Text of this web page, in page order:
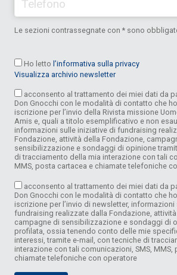
Le sezioni contrassegnate con * sono
Ho letto l’informativa sulla privacy
Visualizza archivio newsletter
acconsento al trattamento dei miei dati da
Don Gnocchi con le modalità di contatto che
iscrizione per l’invio della Rivista missione
Amis e, quali a titolo esemplificativo e non
informazioni sulle iniziative di fundraising
Fondazione, attività della Fondazione,
sensibilizzazione e sondaggi di opinione
di tracciamento della mia interazione con tali
MMS, posta cartacea e chiamate telefoniche
acconsento al trattamento dei miei dati da
Don Gnocchi con le modalità di contatto che
iscrizione per l’invio di newsletter,
fundraising realizzate dalla Fondazione,
campagne di sensibilizzazione e sondaggi di
profilata, ossia tenendo conto delle mie
interessi, tramite e-mail, con tecniche di
interazione con tali comunicazioni, SMS, MMS,
chiamate telefoniche con operatore